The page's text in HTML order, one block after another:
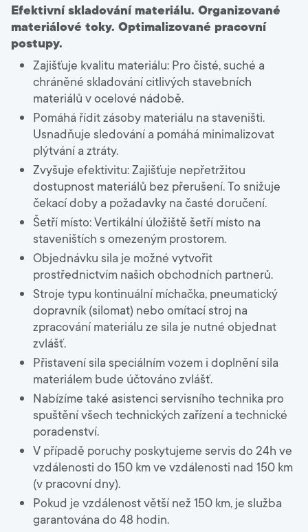
Efektivní skladování materiálu. Organizované
materiálové toky. Optimalizované pracovní
postupy.
Zajišťuje kvalitu materiálu: Pro čisté, suché a
chráněné skladování citlivých stavebních
materiálů v ocelové nádobě.
Pomáhá řídit zásoby materiálu na staveništi.
Usnadňuje sledování a pomáhá minimalizovat
plýtvání a ztráty.
Zvyšuje efektivitu: Zajišťuje nepřetržitou
dostupnost materiálů bez přerušení. To snižuje
čekací doby a požadavky na časté doručení.
Šetří místo: Vertikální úložiště šetří místo na
staveništích s omezeným prostorem.
Objednávku sila je možné vytvořit
prostřednictvím našich obchodních partnerů.
Stroje typu kontinuální míchačka, pneumatický
dopravník (silomat) nebo omítací stroj na
zpracování materiálu ze sila je nutné objednat
zvlášť.
Přistavení sila speciálním vozem i doplnění sila
materiálem bude účtováno zvlášť.
Nabízíme také asistenci servisního technika pro
spuštění všech technických zařízení a technické
poradenství.
V případě poruchy poskytujeme servis do 24h ve
vzdálenosti do 150 km ve vzdálenosti nad 150 km
(v pracovní dny).
Pokud je vzdálenost větší než 150 km, je služba
garantována do 48 hodin.